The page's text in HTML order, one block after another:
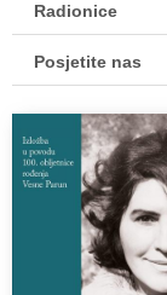
Radionice
Posjetite nas